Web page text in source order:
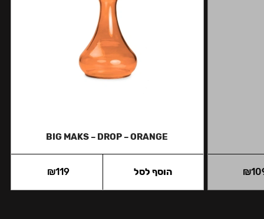
₪
BIG MAKS – DROP – ORANGE
₪119 הוסף לסל